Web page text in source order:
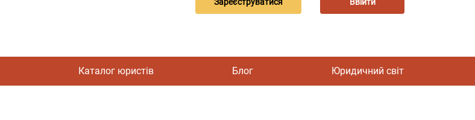
Каталог юристів Блог Юридичний світ